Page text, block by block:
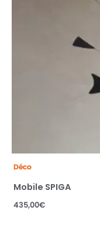
Déco
Mobile SPIGA
435,00€